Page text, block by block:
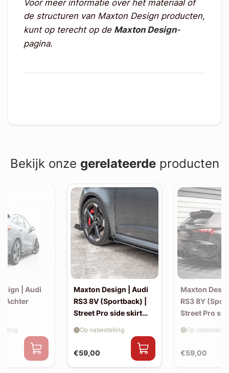
Voor meer informatie over het materiaal of
de structuren van Maxton Design producten,
kunt op terecht op de Maxton Design-
pagina.
Bekijk onze gerelateerdeproducten
| Audi
| Achter
Maxton Design | Audi
RS3 8V (Sportback) |
Street Pro side skirt
€59,00
Op nabestelling
Maxton
RS3 8Y
Street Pro
€59,00
Op